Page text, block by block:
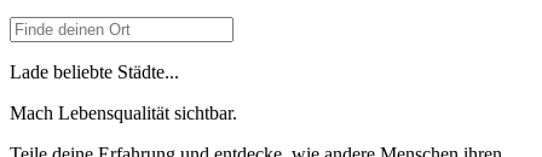
Lade beliebte Städte...
Mach Lebensqualität sichtbar.